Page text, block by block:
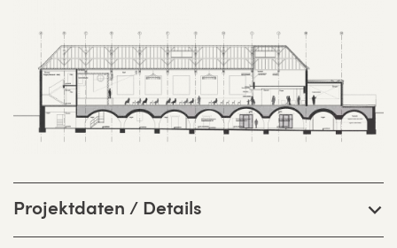
Projektdaten / Details